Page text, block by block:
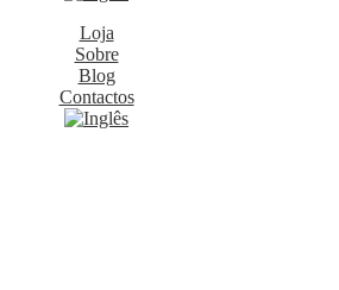
Loja
Sobre
Blog
Contactos